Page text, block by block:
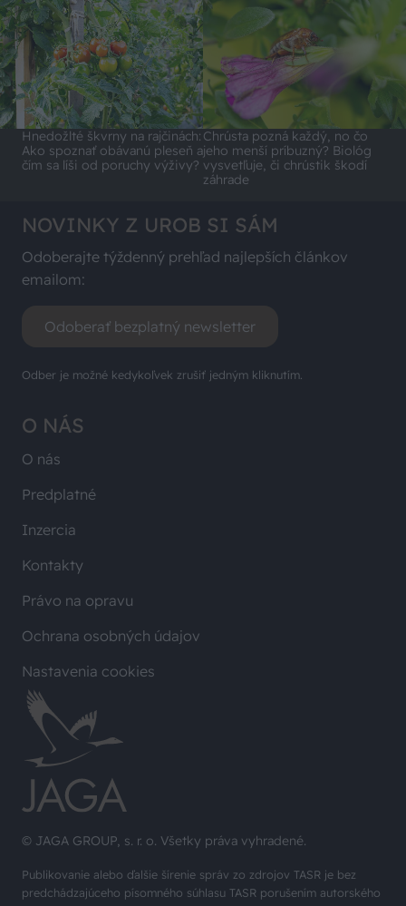
Hnedožlté škvrny na rajčinách:
Ako spoznať obávanú pleseň a
čím sa líši od poruchy výživy?
Chrústa pozná každý, no čo
jeho menší príbuzný? Biológ
vysvetľuje, či chrústik škodí
záhrade
© JAGA GROUP, s. r. o. Všetky práva vyhradené.
Publikovanie alebo ďalšie šírenie správ zo zdrojov TASR je bez
predchádzajúceho písomného súhlasu TASR porušením autorského
O NÁS
O nás
Predplatné
Inzercia
Kontakty
Právo na opravu
Ochrana osobných údajov
Nastavenia cookies
NOVINKY Z UROB SI SÁM
Odoberajte týždenný prehľad najlepších článkov
emailom:
Odoberať bezplatný newsletter
Odber je možné kedykoľvek zrušiť jedným kliknutím.